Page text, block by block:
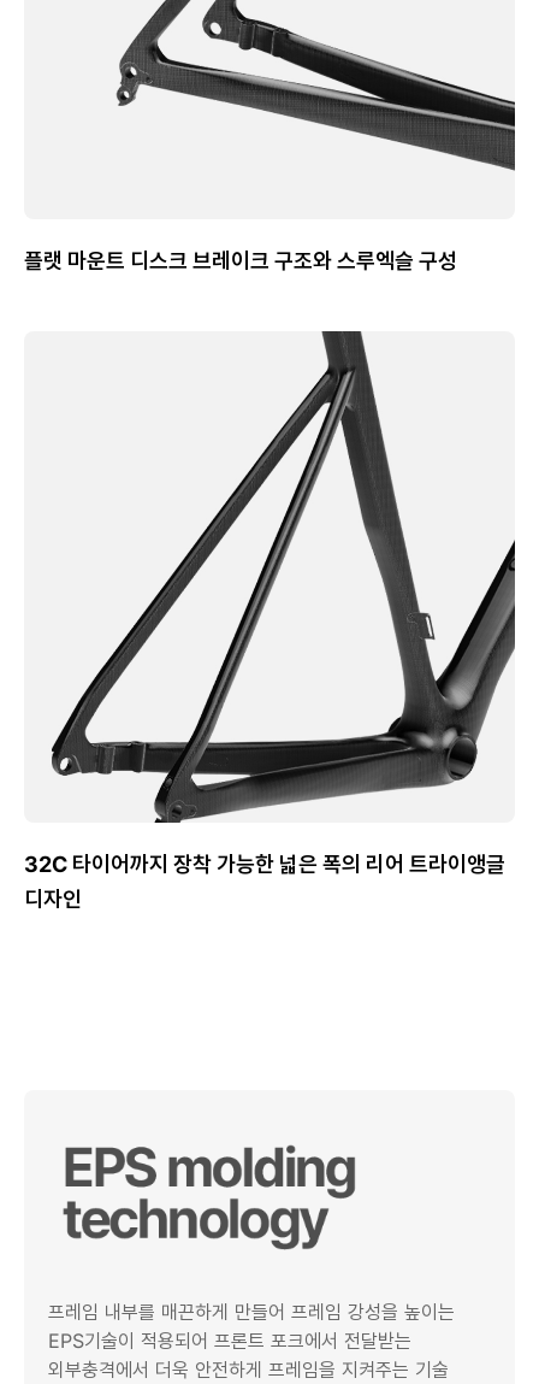
플랫 마운트 디스크 브레이크 구조와 스루엑슬 구성
32C 타이어까지 장착 가능한 넓은 폭의 리어 트라이앵글
디자인
프레임 내부를 매끈하게 만들어 프레임 강성을 높이는
EPS기술이 적용되어 프론트 포크에서 전달받는
외부충격에서 더욱 안전하게 프레임을 지켜주는 기술